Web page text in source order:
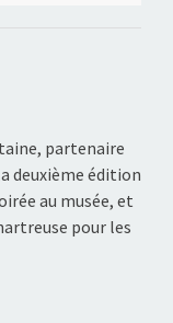
partenaire
deuxième édition
au musée, et
pour les